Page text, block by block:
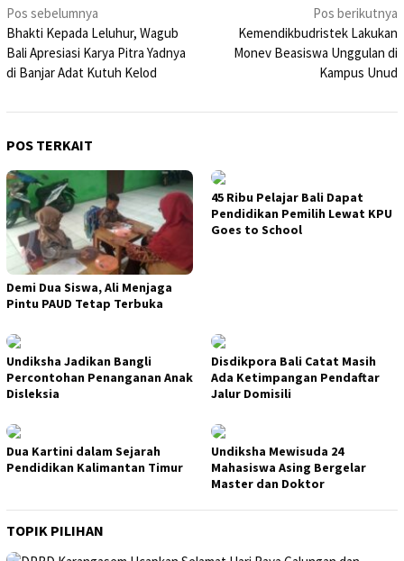
Navigasi
pos
Pos sebelumnya
Bhakti Kepada Leluhur, Wagub
Bali Apresiasi Karya Pitra Yadnya
di Banjar Adat Kutuh Kelod
Pos berikutnya
Kemendikbudristek Lakukan
Monev Beasiswa Unggulan di
Kampus Unud
POS TERKAIT
Demi Dua Siswa, Ali Menjaga
Pintu PAUD Tetap Terbuka
45 Ribu Pelajar Bali Dapat
Pendidikan Pemilih Lewat KPU
Goes to School
Undiksha Jadikan Bangli
Percontohan Penanganan Anak
Disleksia
Disdikpora Bali Catat Masih
Ada Ketimpangan Pendaftar
Jalur Domisili
Dua Kartini dalam Sejarah
Pendidikan Kalimantan Timur
Undiksha Mewisuda 24
Mahasiswa Asing Bergelar
Master dan Doktor
TOPIK PILIHAN